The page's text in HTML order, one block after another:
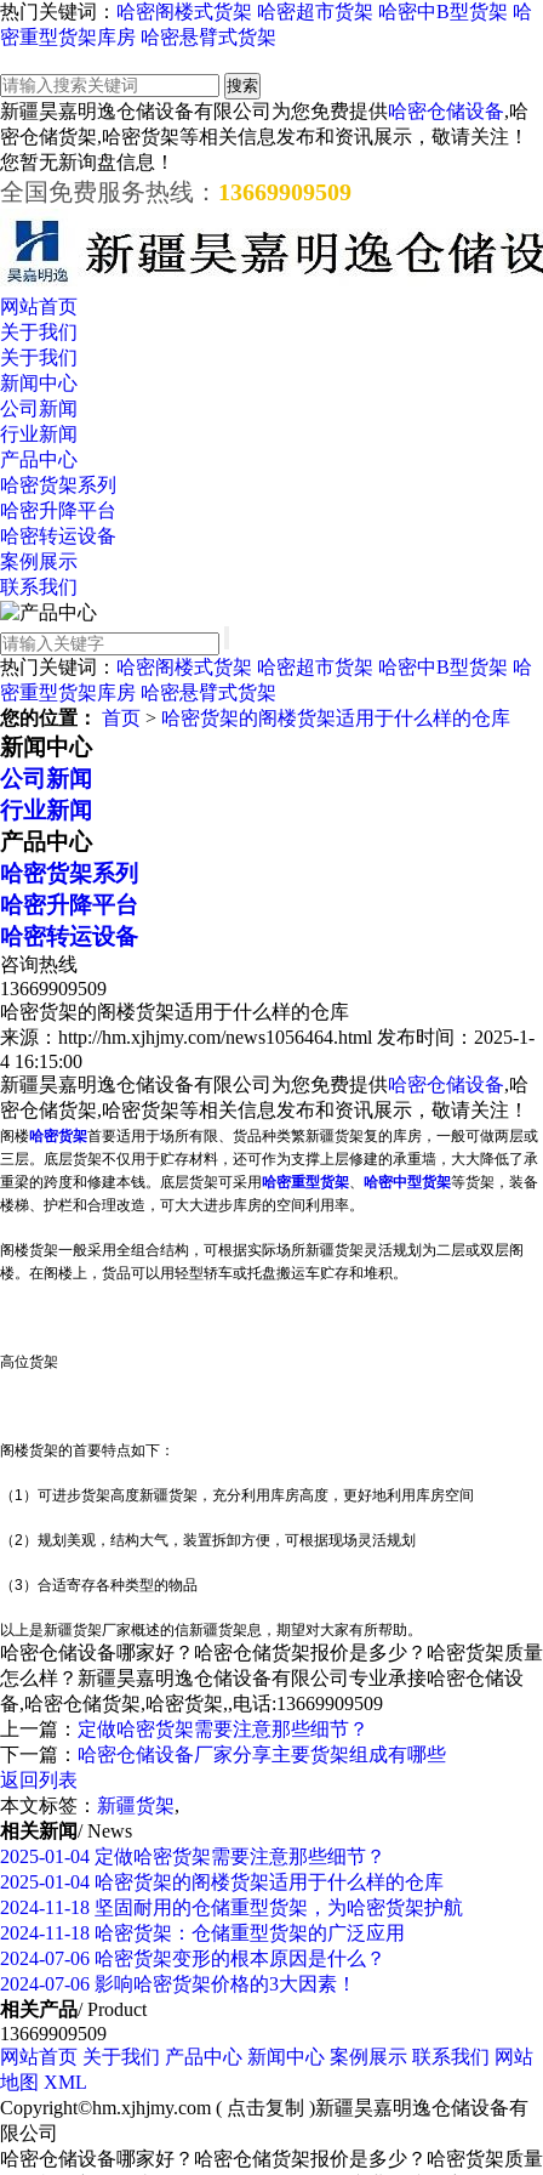
热门关键词： 哈密阁楼式货架 哈密超市货架 哈密中B型货架 哈
密重型货架库房 哈密悬臂式货架
新疆昊嘉明逸仓储设备有限公司为您免费提供哈密仓储设备,哈
密仓储货架,哈密货架等相关信息发布和资讯展示，敬请关注！
您暂无新询盘信息！
全国免费服务热线： 13669909509
网站首页
关于我们
关于我们
新闻中心
公司新闻
行业新闻
产品中心
哈密货架系列
哈密升降平台
哈密转运设备
案例展示
联系我们
热门关键词： 哈密阁楼式货架 哈密超市货架 哈密中B型货架 哈
密重型货架库房 哈密悬臂式货架
您的位置： 首页 > 哈密货架的阁楼货架适用于什么样的仓库
新闻中心
公司新闻
行业新闻
产品中心
哈密货架系列
哈密升降平台
哈密转运设备
咨询热线
13669909509
哈密货架的阁楼货架适用于什么样的仓库
来源：http://hm.xjhjmy.com/news1056464.html 发布时间：2025-1-
4 16:15:00
新疆昊嘉明逸仓储设备有限公司为您免费提供哈密仓储设备,哈
密仓储货架,哈密货架等相关信息发布和资讯展示，敬请关注！
阁楼哈密货架首要适用于场所有限、货品种类繁新疆货架复的库房，一般可做两层或
三层。底层货架不仅用于贮存材料，还可作为支撑上层修建的承重墙，大大降低了承
重梁的跨度和修建本钱。底层货架可采用哈密重型货架、 哈密中型货架等货架，装备
楼梯、护栏和合理改造，可大大进步库房的空间利用率。
阁楼货架一般采用全组合结构，可根据实际场所新疆货架灵活规划为二层或双层阁
楼。在阁楼上，货品可以用轻型轿车或托盘搬运车贮存和堆积。
高位货架
阁楼货架的首要特点如下：
（1）可进步货架高度新疆货架 ，充分利用库房高度，更好地利用库房空间
（2）规划美观，结构大气，装置拆卸方便，可根据现场灵活规划
（3）合适寄存各种类型的物品
以上是新疆货架厂家概述的信新疆货架息，期望对大家有所帮助。
哈密仓储设备哪家好？哈密仓储货架报价是多少？哈密货架质量
怎么样？新疆昊嘉明逸仓储设备有限公司专业承接哈密仓储设
备,哈密仓储货架,哈密货架,,电话:13669909509
上一篇： 定做哈密货架需要注意那些细节？
下一篇： 哈密仓储设备厂家分享主要货架组成有哪些
返回列表
本文标签： 新疆货架,
相关新闻/ News
2025-01-04 定做哈密货架需要注意那些细节？
2025-01-04 哈密货架的阁楼货架适用于什么样的仓库
2024-11-18 坚固耐用的仓储重型货架，为哈密货架护航
2024-11-18 哈密货架：仓储重型货架的广泛应用
2024-07-06 哈密货架变形的根本原因是什么？
2024-07-06 影响哈密货架价格的3大因素！
相关产品/ Product
13669909509
网站首页 关于我们 产品中心 新闻中心 案例展示 联系我们 网站
地图 XML
Copyright©hm.xjhjmy.com ( 点击复制 )新疆昊嘉明逸仓储设备有
限公司
哈密仓储设备哪家好？哈密仓储货架报价是多少？哈密货架质量